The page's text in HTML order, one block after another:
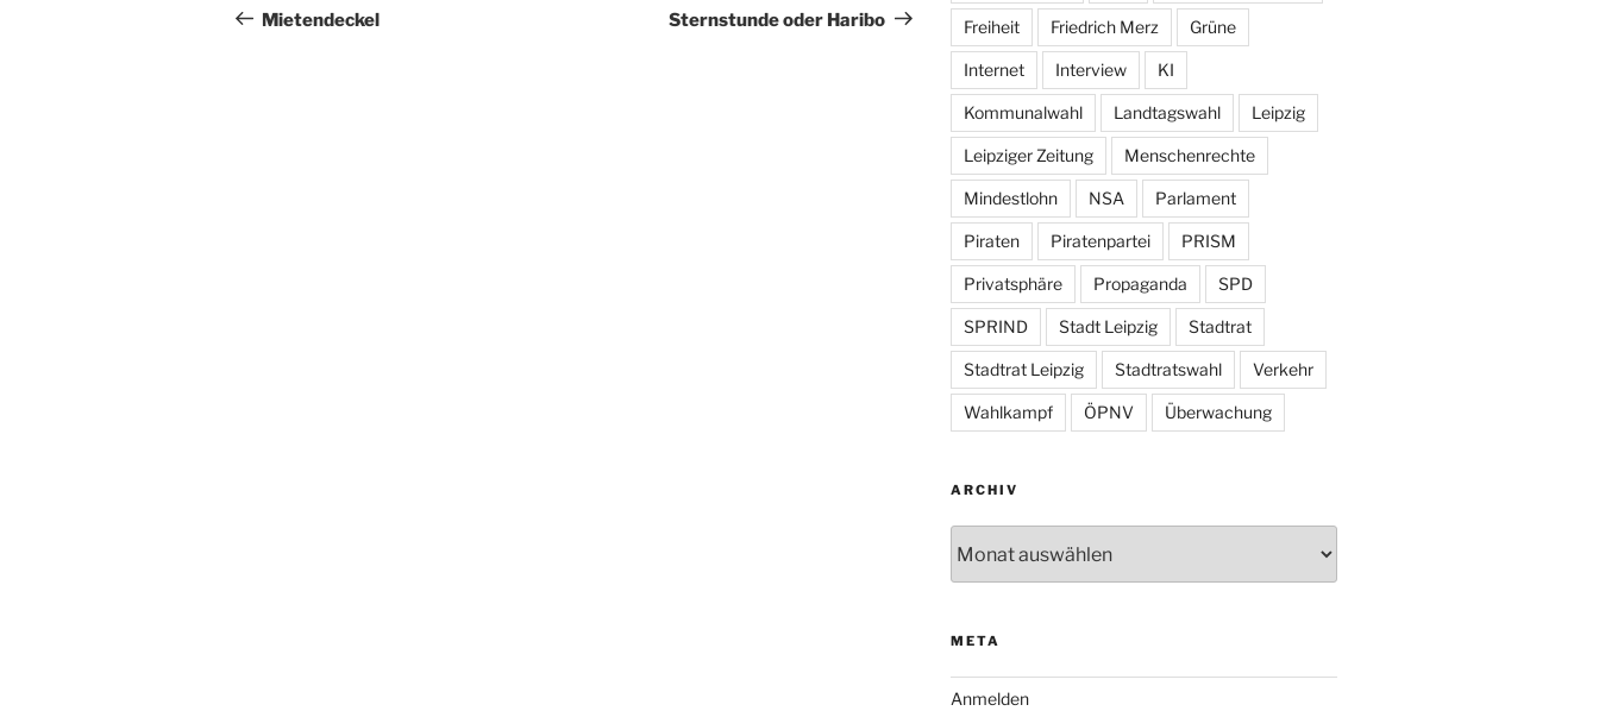
Beitrag
Mietendeckel
Beitrag
Sternstunde oder Haribo Freiheit Friedrich Merz Grüne
Internet Interview KI
Kommunalwahl Landtagswahl Leipzig
Leipziger Zeitung Menschenrechte
Mindestlohn NSA Parlament
Piraten Piratenpartei PRISM
Privatsphäre Propaganda SPD
SPRIND Stadt Leipzig Stadtrat
Stadtrat Leipzig Stadtratswahl Verkehr
Wahlkampf ÖPNV Überwachung
ARCHIV
META
Anmelden